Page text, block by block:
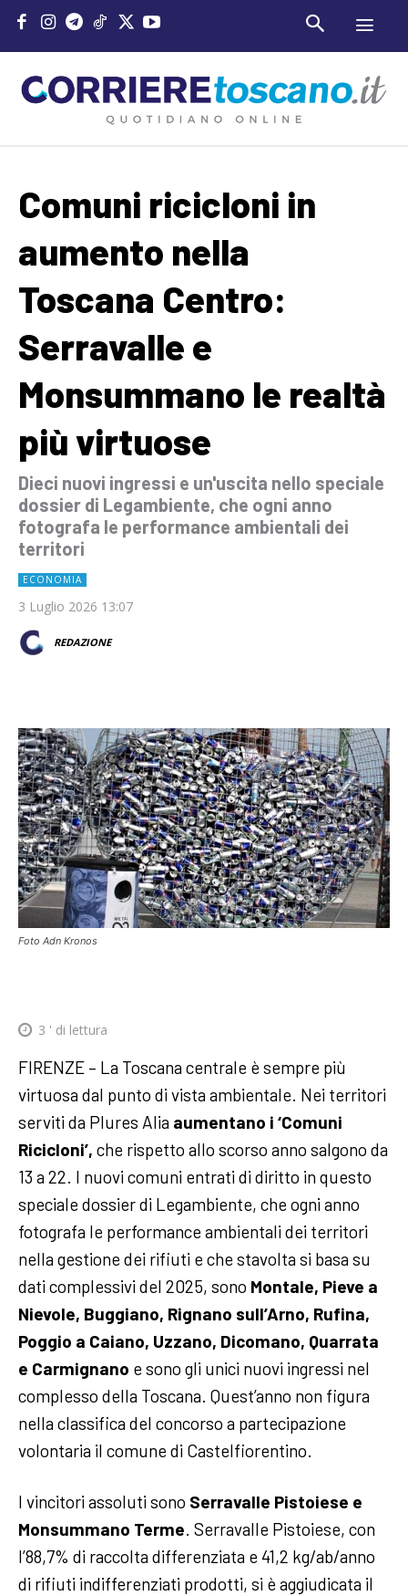
Comuni ricicloni in
aumento nella
Toscana Centro:
Serravalle e
Monsummano le realtà
più virtuose
Dieci nuovi ingressi e un'uscita nello speciale
dossier di Legambiente, che ogni anno
fotografa le performance ambientali dei
territori
ECONOMIA
3 Luglio 2026 13:07
REDAZIONE
Foto Adn Kronos
3 ' di lettura
FIRENZE – La Toscana centrale è sempre più
virtuosa dal punto di vista ambientale. Nei territori
serviti da Plures Alia aumentano i ‘Comuni
Ricicloni’, che rispetto allo scorso anno salgono da
13 a 22. I nuovi comuni entrati di diritto in questo
speciale dossier di Legambiente, che ogni anno
fotografa le performance ambientali dei territori
nella gestione dei rifiuti e che stavolta si basa su
dati complessivi del 2025, sono Montale, Pieve a
Nievole, Buggiano, Rignano sull’Arno, Rufina,
Poggio a Caiano, Uzzano, Dicomano, Quarrata
e Carmignano e sono gli unici nuovi ingressi nel
complesso della Toscana. Quest’anno non figura
nella classifica del concorso a partecipazione
volontaria il comune di Castelfiorentino.
I vincitori assoluti sono Serravalle Pistoiese e
Monsummano Terme. Serravalle Pistoiese, con
l’88,7% di raccolta differenziata e 41,2 kg/ab/anno
di rifiuti indifferenziati prodotti, si è aggiudicata il